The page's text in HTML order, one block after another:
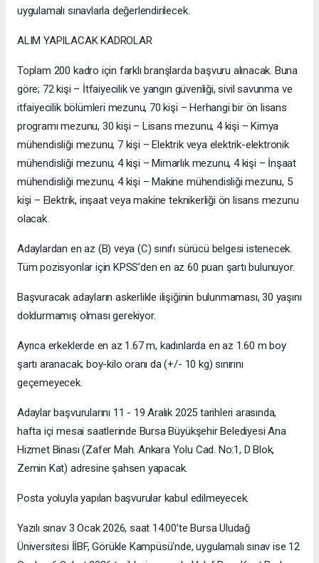
uygulamalı sınavlarla değerlendirilecek.
ALIM YAPILACAK KADROLAR
Toplam 200 kadro için farklı branşlarda başvuru alınacak. Buna
göre; 72 kişi – İtfaiyecilik ve yangın güvenliği, sivil savunma ve
itfaiyecilik bölümleri mezunu, 70 kişi – Herhangi bir ön lisans
programı mezunu, 30 kişi – Lisans mezunu, 4 kişi – Kimya
mühendisliği mezunu, 7 kişi – Elektrik veya elektrik-elektronik
mühendisliği mezunu, 4 kişi – Mimarlık mezunu, 4 kişi – İnşaat
mühendisliği mezunu, 4 kişi – Makine mühendisliği mezunu, 5
kişi – Elektrik, inşaat veya makine teknikerliği ön lisans mezunu
olacak.
Adaylardan en az (B) veya (C) sınıfı sürücü belgesi istenecek.
Tüm pozisyonlar için KPSS’den en az 60 puan şartı bulunuyor.
Başvuracak adayların askerlikle ilişiğinin bulunmaması, 30 yaşını
doldurmamış olması gerekiyor.
Ayrıca erkeklerde en az 1.67 m, kadınlarda en az 1.60 m boy
şartı aranacak; boy-kilo oranı da (+/- 10 kg) sınırını
geçemeyecek.
Adaylar başvurularını 11 - 19 Aralık 2025 tarihleri arasında,
hafta içi mesai saatlerinde Bursa Büyükşehir Belediyesi Ana
Hizmet Binası (Zafer Mah. Ankara Yolu Cad. No:1, D Blok,
Zemin Kat) adresine şahsen yapacak.
Posta yoluyla yapılan başvurular kabul edilmeyecek.
Yazılı sınav 3 Ocak 2026, saat 14.00’te Bursa Uludağ
Üniversitesi İİBF, Görükle Kampüsü'nde, uygulamalı sınav ise 12